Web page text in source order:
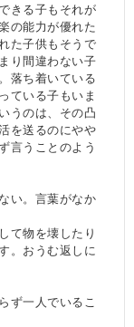
きる子もそれが
の能力が優れた
た子供もそうで
り間違わない子
落ち着いている
ている子もいま
うのは、その凸
を送るのにやや
言うことのよう
い。言葉がなか
て物を壊したり
。おうむ返しに
ず一人でいるこ